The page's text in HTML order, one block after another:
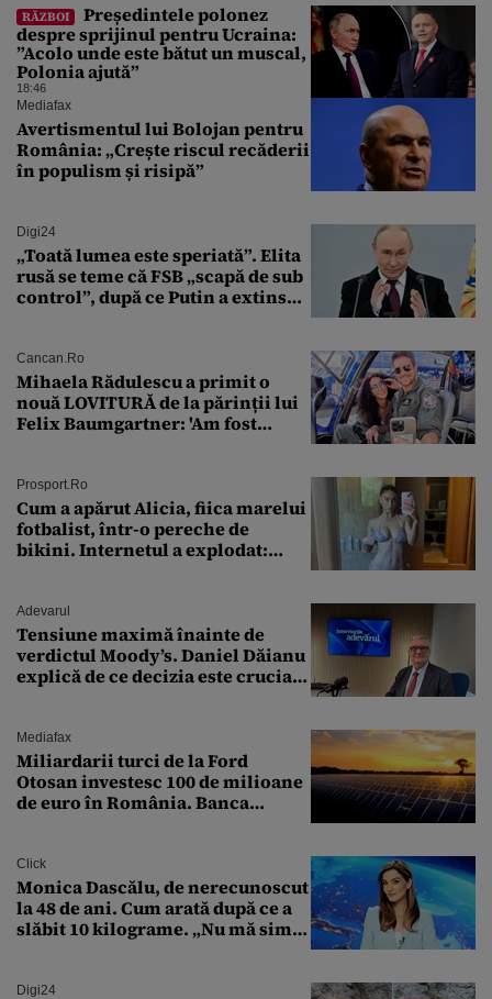
RĂZBOI
Președintele polonez
despre sprijinul pentru Ucraina:
”Acolo unde este bătut un muscal,
Polonia ajută”
18:46
Mediafax
Avertismentul lui Bolojan pentru
România: „Crește riscul recăderii
în populism și risipă”
Digi24
„Toată lumea este speriată”. Elita
rusă se teme că FSB „scapă de sub
control”, după ce Putin a extins
Cancan.ro
Mihaela Rădulescu a primit o
nouă LOVITURĂ de la părinții lui
Felix Baumgartner: 'Am fost
Prosport.ro
Cum a apărut Alicia, fiica marelui
fotbalist, într-o pereche de
bikini. Internetul a explodat:
Adevarul
Tensiune maximă înainte de
verdictul Moody’s. Daniel Dăianu
explică de ce decizia este crucială
Mediafax
Miliardarii turci de la Ford
Otosan investesc 100 de milioane
de euro în România. Banca
Click
Monica Dascălu, de nerecunoscut
la 48 de ani. Cum arată după ce a
slăbit 10 kilograme. „Nu mă simt
Digi24